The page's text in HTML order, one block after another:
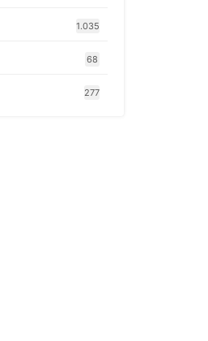
1.035
68
277